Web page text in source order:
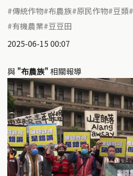
傳統作物 布農族 原民作物 豆類
有機農業 豆豆田
2025-06-15 00:07
與 "布農族" 相關報導